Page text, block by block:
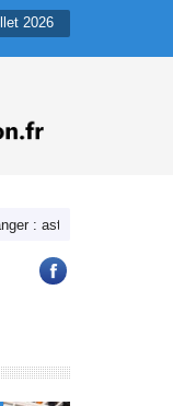
2026
astuces rapides et